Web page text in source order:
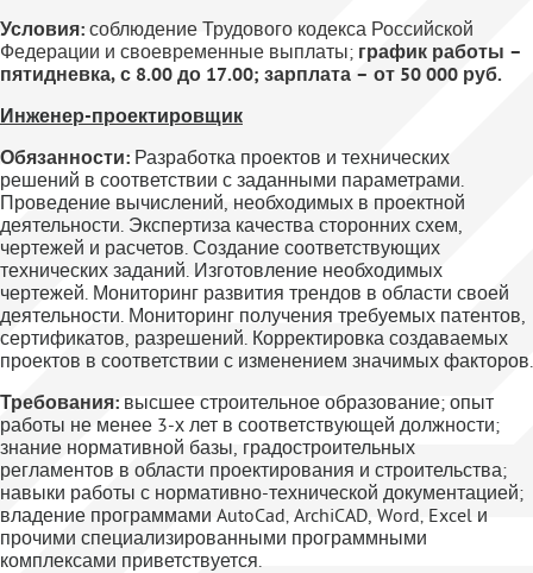
Условия: соблюдение Трудового кодекса Российской
Федерации и своевременные выплаты; график работы –
пятидневка, с 8.00 до 17.00; зарплата – от 50 000 руб.
Инженер-проектировщик
Обязанности: Разработка проектов и технических
решений в соответствии с заданными параметрами.
Проведение вычислений, необходимых в проектной
деятельности. Экспертиза качества сторонних схем,
чертежей и расчетов. Создание соответствующих
технических заданий. Изготовление необходимых
чертежей. Мониторинг развития трендов в области своей
деятельности. Мониторинг получения требуемых патентов,
сертификатов, разрешений. Корректировка создаваемых
проектов в соответствии с изменением значимых факторов.
Требования: высшее строительное образование; опыт
работы не менее 3-х лет в соответствующей должности;
знание нормативной базы, градостроительных
регламентов в области проектирования и строительства;
навыки работы с нормативно-технической документацией;
владение программами AutoCad‚ ArchiCAD, Word‚ Excel и
прочими специализированными программными
комплексами приветствуется.